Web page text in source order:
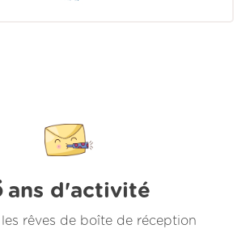
ans d'activité
les rêves de boîte de réception